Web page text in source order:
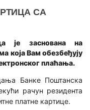
СА
је заснована на
која Вам обезбеђују
плаћања.
Банке Поштанска
рачун резидента
платне картице.